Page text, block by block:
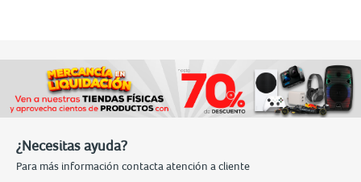
¿Necesitas ayuda?
Para más información contacta atención a cliente